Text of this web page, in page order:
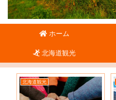
ホーム
北海道観光
北海道観光